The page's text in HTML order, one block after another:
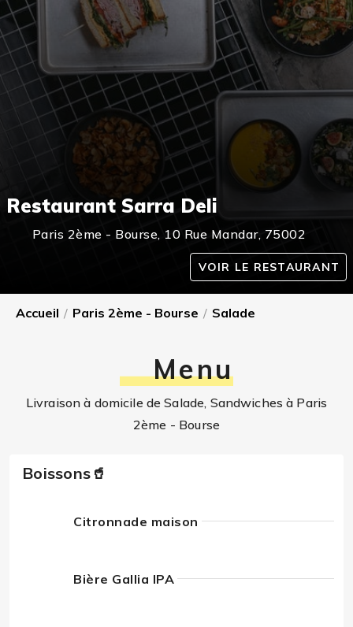
Restaurant Sarra Deli
Paris 2ème - Bourse, 10 Rue Mandar, 75002
VOIR LE RESTAURANT
Accueil / Paris 2ème - Bourse / Salade
Menu
Livraison à domicile de Salade, Sandwiches à Paris
2ème - Bourse
Boissons🥤
Citronnade maison
Bière Gallia IPA